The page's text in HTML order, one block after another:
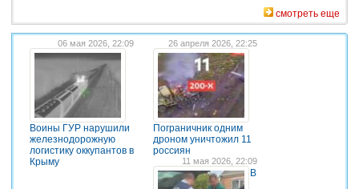
смотреть еще
06 мая 2026, 22:09
Воины ГУР нарушили
железнодорожную
логистику оккупантов в
Крыму
26 апреля 2026, 22:25
Пограничник одним
дроном уничтожил 11
россиян
11 мая 2026, 22:09
В